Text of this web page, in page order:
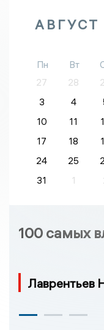
АВГУСТ
Пн Вт
27
28
3
4
10
11
17
18
24
25
31
1
100 самых
Лаврентьев